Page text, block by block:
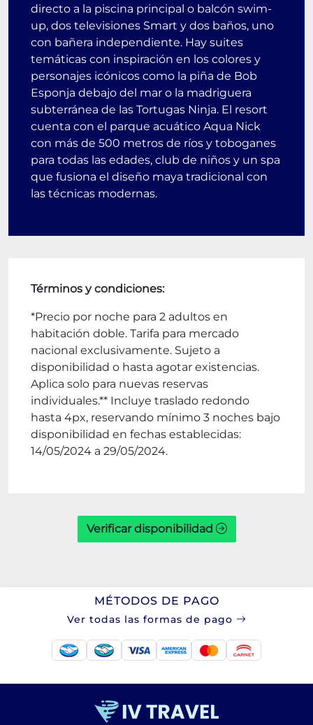
directo a la piscina principal o balcón swim-
up, dos televisiones Smart y dos baños, uno
con bañera independiente. Hay suites
temáticas con inspiración en los colores y
personajes icónicos como la piña de Bob
Esponja debajo del mar o la madriguera
subterránea de las Tortugas Ninja. El resort
cuenta con el parque acuático Aqua Nick
con más de 500 metros de ríos y toboganes
para todas las edades, club de niños y un spa
que fusiona el diseño maya tradicional con
las técnicas modernas.
Términos y condiciones:
*Precio por noche para 2 adultos en
habitación doble. Tarifa para mercado
nacional exclusivamente. Sujeto a
disponibilidad o hasta agotar existencias.
Aplica solo para nuevas reservas
individuales.** Incluye traslado redondo
hasta 4px, reservando mínimo 3 noches bajo
disponibilidad en fechas establecidas:
14/05/2024 a 29/05/2024.
Verificar disponibilidad
MÉTODOS DE PAGO
Ver todas las formas de pago